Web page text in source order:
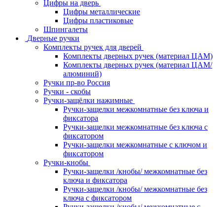
Цифры на дверь
Цифры металлические
Цифры пластиковые
Шпингалеты
Дверные ручки
Комплекты ручек для дверей
Комплекты дверных ручек (материал ЦАМ)
Комплекты дверных ручек (материал ЦАМ/
алюминий)
Ручки пр-во Россия
Ручки - скобы
Ручки-защёлки нажимные
Ручки-защелки межкомнатные без ключа и
фиксатора
Ручки-защелки межкомнатные без ключа с
фиксатором
Ручки-защелки межкомнатные с ключом и
фиксатором
Ручки-кнобы
Ручки-защелки /кнобы/ межкомнатные без
ключа и фиксатора
Ручки-защелки /кнобы/ межкомнатные без
ключа с фиксатором